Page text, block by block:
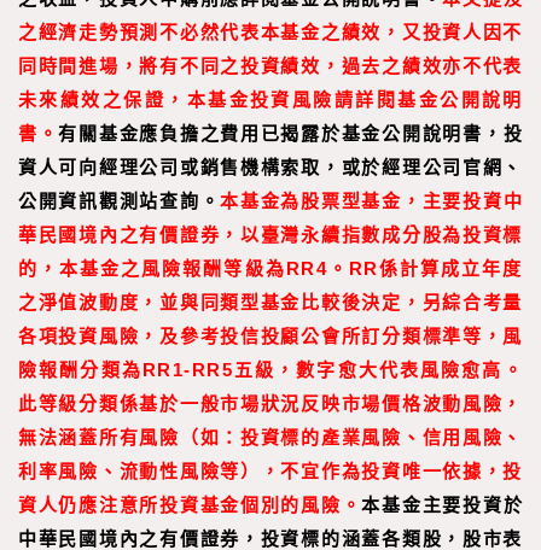
之經濟走勢預測不必然代表本基金之績效，又投資人因不
同時間進場，將有不同之投資績效，過去之績效亦不代表
未來績效之保證，本基金投資風險請詳閱基金公開說明
書。有關基金應負擔之費用已揭露於基金公開說明書，投
資人可向經理公司或銷售機構索取，或於經理公司官網、
公開資訊觀測站查詢。本基金為股票型基金，主要投資中
華民國境內之有價證券，以臺灣永續指數成分股為投資標
的，本基金之風險報酬等級為RR4。RR係計算成立年度
之淨值波動度，並與同類型基金比較後決定，另綜合考量
各項投資風險，及參考投信投顧公會所訂分類標準等，風
險報酬分類為RR1-RR5五級，數字愈大代表風險愈高。
此等級分類係基於一般市場狀況反映市場價格波動風險，
無法涵蓋所有風險（如：投資標的產業風險、信用風險、
利率風險、流動性風險等），不宜作為投資唯一依據，投
資人仍應注意所投資基金個別的風險。本基金主要投資於
中華民國境內之有價證券，投資標的涵蓋各類股，股市表